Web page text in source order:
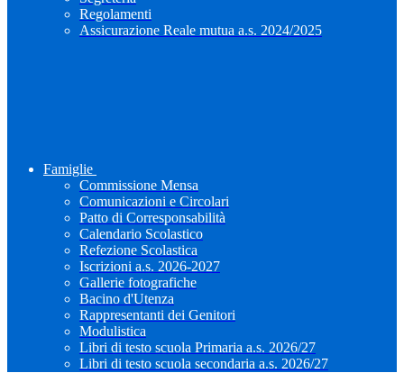
Regolamenti
Assicurazione Reale mutua a.s. 2024/2025
Famiglie
Commissione Mensa
Comunicazioni e Circolari
Patto di Corresponsabilità
Calendario Scolastico
Refezione Scolastica
Iscrizioni a.s. 2026-2027
Gallerie fotografiche
Bacino d'Utenza
Rappresentanti dei Genitori
Modulistica
Libri di testo scuola Primaria a.s. 2026/27
Libri di testo scuola secondaria a.s. 2026/27